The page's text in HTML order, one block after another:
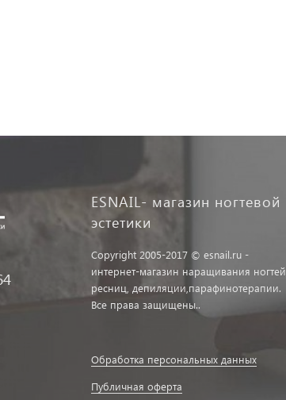
ESNAIL- магазин ногтевой
эстетики
Copyright 2005-2017 © esnail.ru -
интернет-магазин наращивания ногтей,
ресниц, депиляции,парафинотерапии.
Все права защищены..
Обработка персональных данных
Публичная оферта